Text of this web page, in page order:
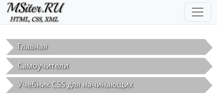
Перейти к основному содержанию
Главная
Самоучители
Учебник CSS для начинающих